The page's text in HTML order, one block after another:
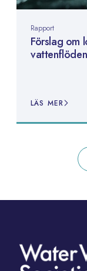
Rapport
Förslag om
vattenflöden
LÄS MER